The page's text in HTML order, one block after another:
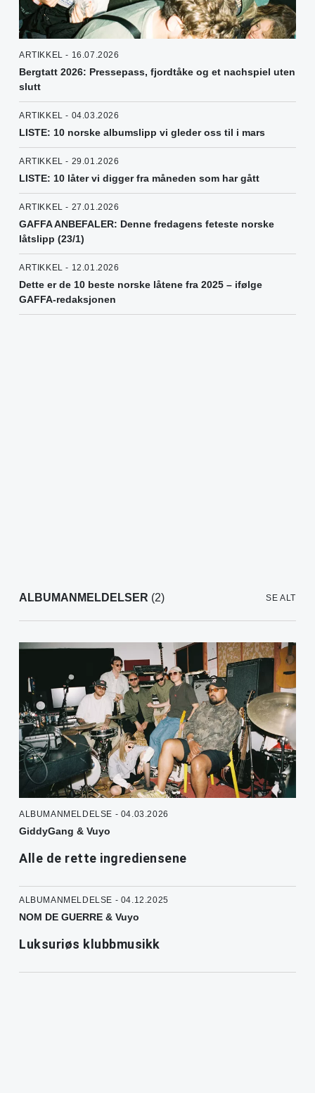
ARTIKKEL - 16.07.2026
Bergtatt 2026: Pressepass, fjordtåke og et nachspiel uten
slutt
ARTIKKEL - 04.03.2026
LISTE: 10 norske albumslipp vi gleder oss til i mars
ARTIKKEL - 29.01.2026
LISTE: 10 låter vi digger fra måneden som har gått
ARTIKKEL - 27.01.2026
GAFFA ANBEFALER: Denne fredagens feteste norske
låtslipp (23/1)
ARTIKKEL - 12.01.2026
Dette er de 10 beste norske låtene fra 2025 – ifølge
GAFFA-redaksjonen
ALBUMANMELDELSER (2) SE ALT
ALBUMANMELDELSE - 04.03.2026
GiddyGang & Vuyo
Alle de rette ingrediensene
ALBUMANMELDELSE - 04.12.2025
NOM DE GUERRE & Vuyo
Luksuriøs klubbmusikk